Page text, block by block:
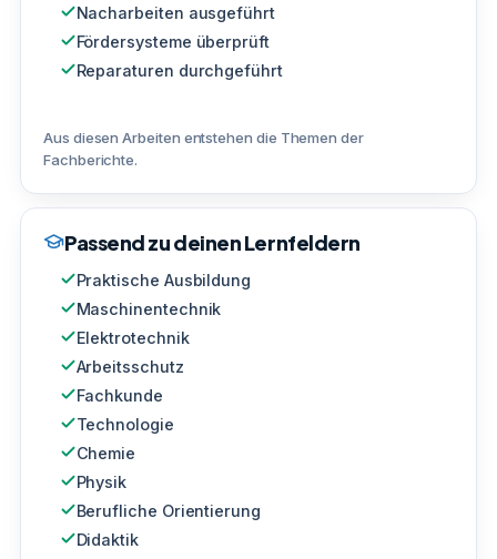
Nacharbeiten ausgeführt
Fördersysteme überprüft
Reparaturen durchgeführt
Aus diesen Arbeiten entstehen die Themen der
Fachberichte.
Passend zu deinen Lernfeldern
Praktische Ausbildung
Maschinentechnik
Elektrotechnik
Arbeitsschutz
Fachkunde
Technologie
Chemie
Physik
Berufliche Orientierung
Didaktik